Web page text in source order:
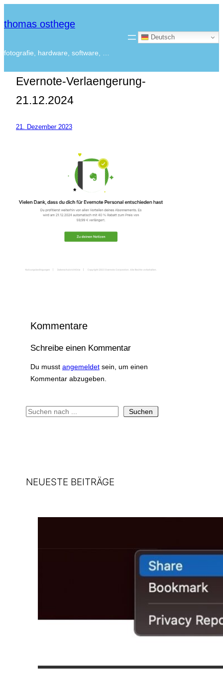
thomas osthege
fotografie, hardware, software, …
Deutsch
Evernote-Verlaengerung-
21.12.2024
21. Dezember 2023
Kommentare
Schreibe einen Kommentar
Du musst angemeldetsein, um einen
Kommentar abzugeben.
S
u
Suchen
NEUESTE BEITRÄGE